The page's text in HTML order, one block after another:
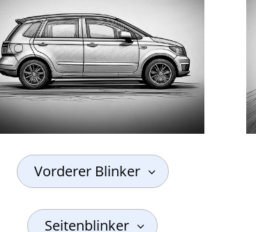
Vorderer Blinker
Seitenblinker